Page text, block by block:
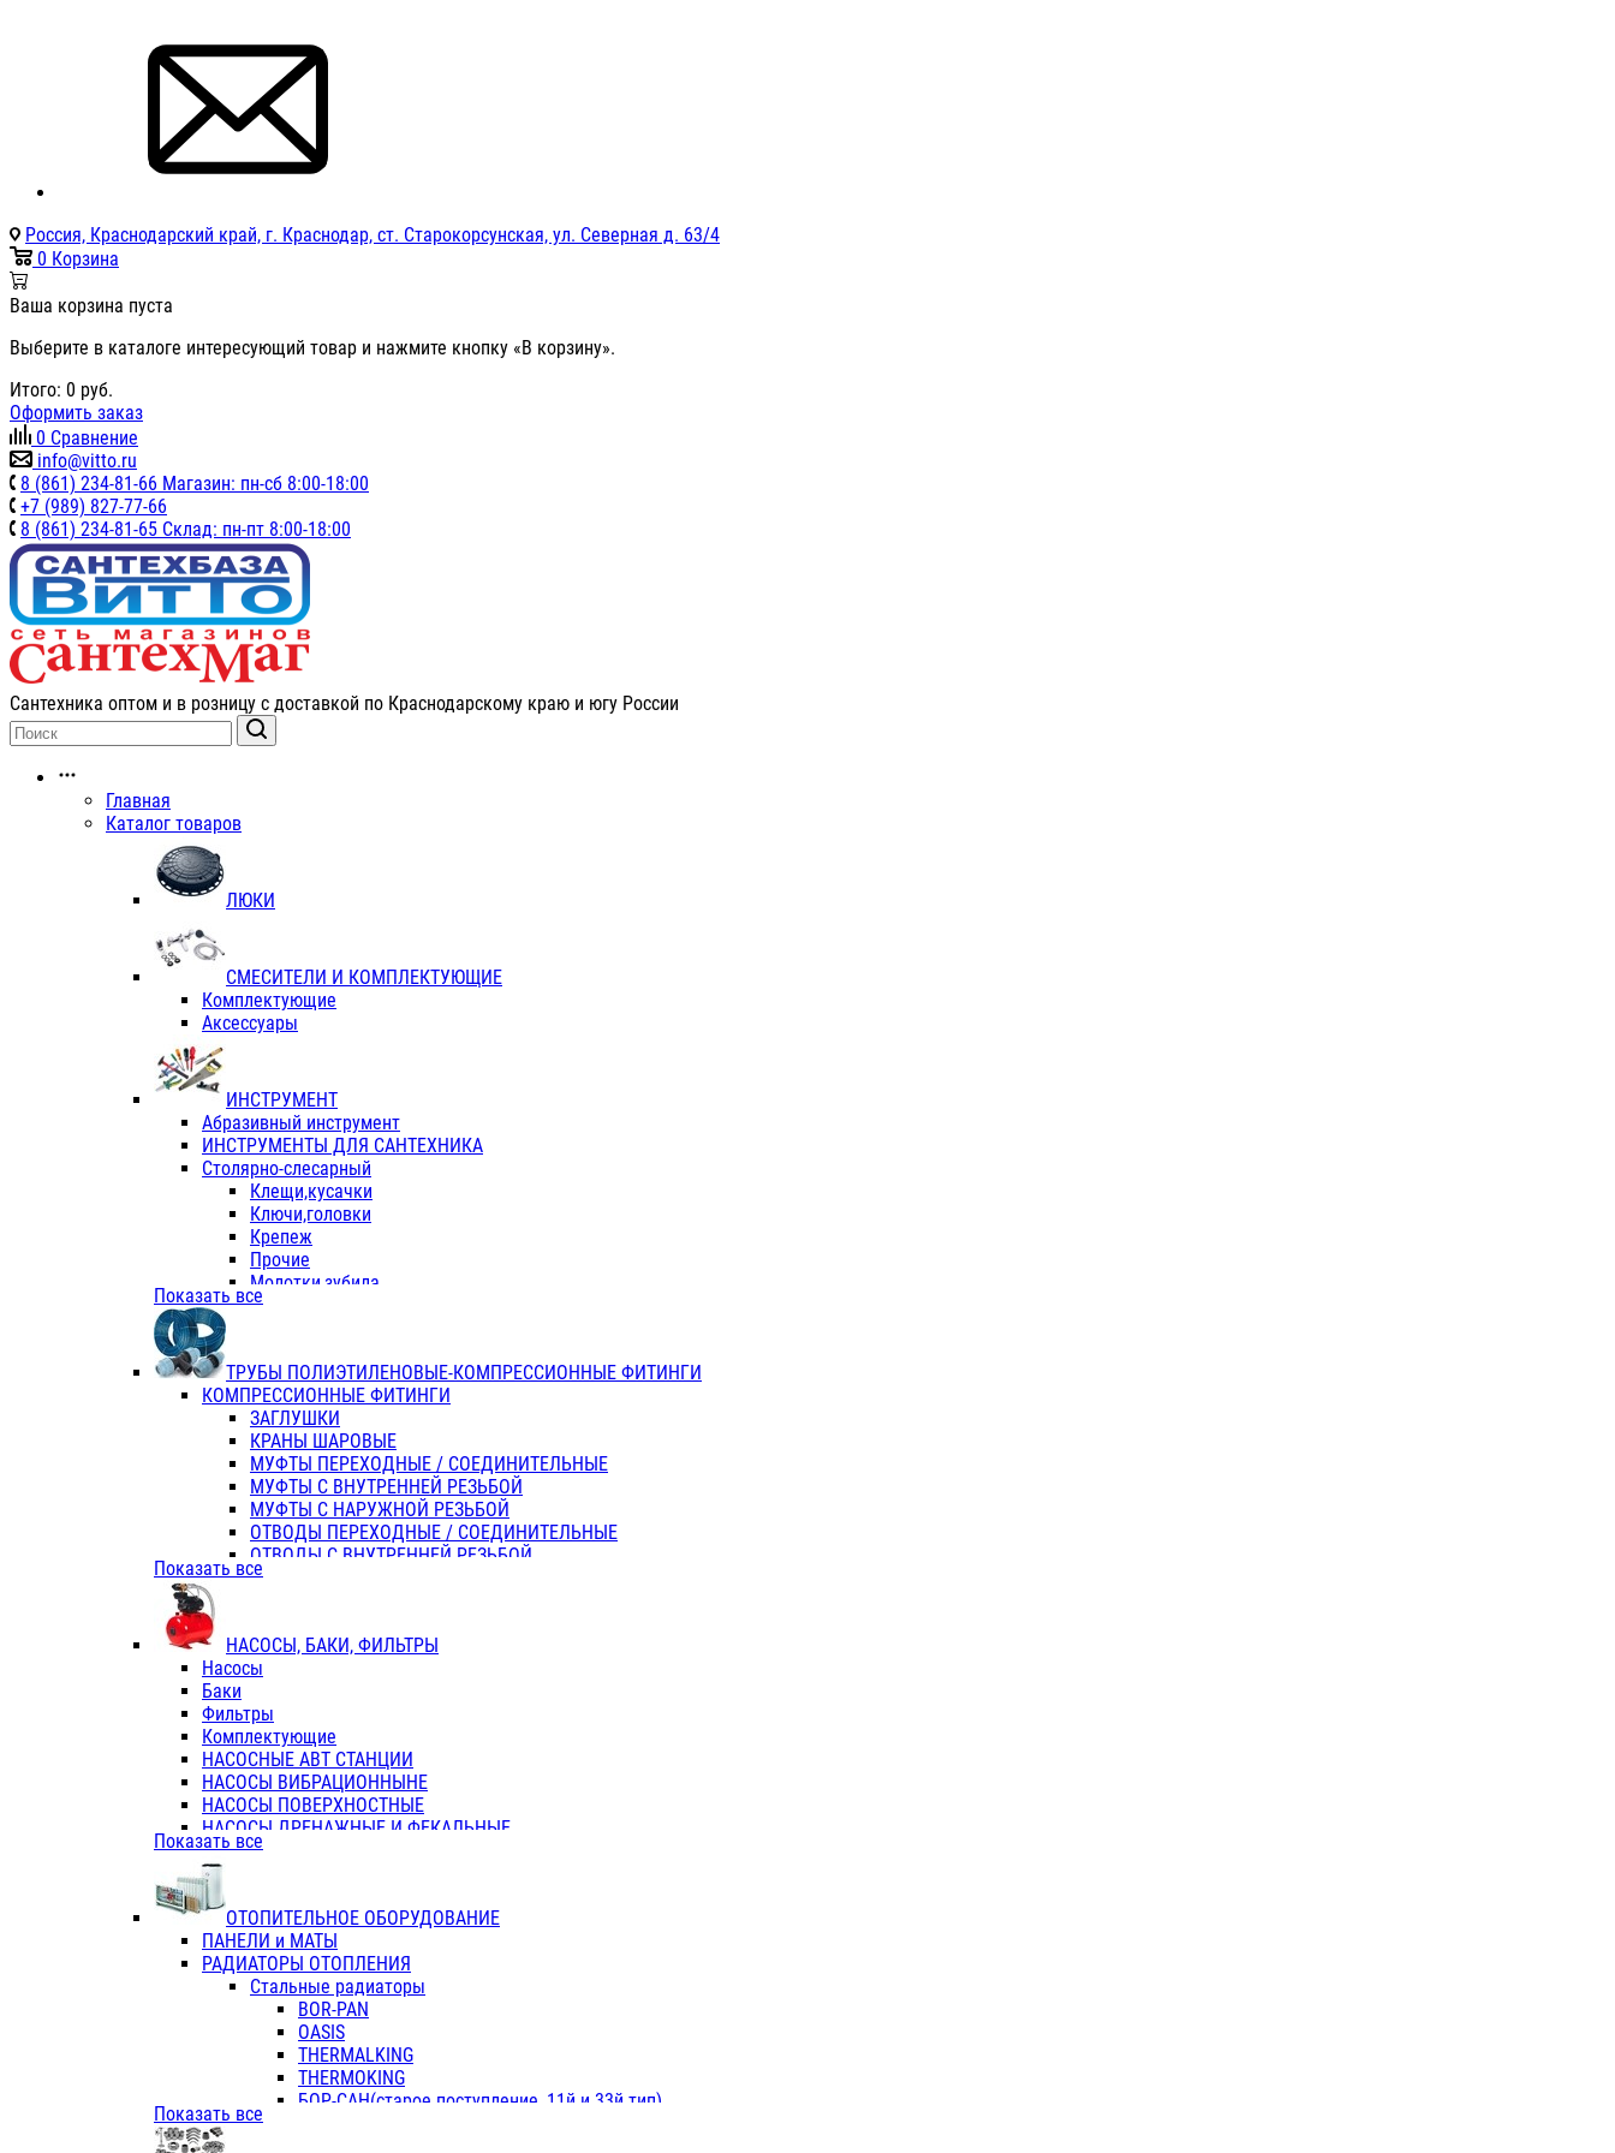
Россия, Краснодарский край, г. Краснодар, ст. Старокорсунская, ул. Северная д. 63/4
0 Корзина
Ваша корзина пуста
Выберите в каталоге интересующий товар и нажмите кнопку «В корзину».
Итого: 0 руб.
Оформить заказ
0 Сравнение
info@vitto.ru
8 (861) 234-81-66 Магазин: пн-сб 8:00-18:00
+7 (989) 827-77-66
8 (861) 234-81-65 Склад: пн-пт 8:00-18:00
Сантехника оптом и в розницу с доставкой по Краснодарскому краю и югу России
Главная
Каталог товаров
ЛЮКИ
СМЕСИТЕЛИ И КОМПЛЕКТУЮЩИЕ
Комплектующие
Аксессуары
ИНСТРУМЕНТ
Абразивный инструмент
ИНСТРУМЕНТЫ ДЛЯ САНТЕХНИКА
Столярно-слесарный
Клещи,кусачки
Ключи,головки
Крепеж
Прочие
Молотки,зубила
Пассатижи,тонкогубцы,утконосы
Отвертки
Хоз. инвентарь
ЭЛ. ИНСТРУМЕНТ OASIS
Показать все
ТРУБЫ ПОЛИЭТИЛЕНОВЫЕ-КОМПРЕССИОННЫЕ ФИТИНГИ
КОМПРЕССИОННЫЕ ФИТИНГИ
ЗАГЛУШКИ
КРАНЫ ШАРОВЫЕ
МУФТЫ ПЕРЕХОДНЫЕ / СОЕДИНИТЕЛЬНЫЕ
МУФТЫ С ВНУТРЕННЕЙ РЕЗЬБОЙ
МУФТЫ С НАРУЖНОЙ РЕЗЬБОЙ
ОТВОДЫ ПЕРЕХОДНЫЕ / СОЕДИНИТЕЛЬНЫЕ
ОТВОДЫ С ВНУТРЕННЕЙ РЕЗЬБОЙ
ОТВОДЫ С НАРУЖНОЙ РЕЗЬБОЙ
ТРОЙНИКИ ПЕРЕХОДНЫЕ / СОЕДИНИТЕЛЬНЫЕ
ТРОЙНИКИ С ВНУТРЕННЕЙ РЕЗЬБОЙ
КОЛЬЦА РЕЗИНОВЫЕ
ТРУБЫ НАПОРНЫЕ
ТРУБЫ ГОФРИРОВАННЫЕ ДВУХСЛ.
ТРУБЫ ПОЛИЭТИЛЕНОВЫЕ
Показать все
НАСОСЫ, БАКИ, ФИЛЬТРЫ
Насосы
Баки
Фильтры
Комплектующие
НАСОСНЫЕ АВТ СТАНЦИИ
НАСОСЫ ВИБРАЦИОННЫНЕ
НАСОСЫ ПОВЕРХНОСТНЫЕ
НАСОСЫ ДРЕНАЖНЫЕ И ФЕКАЛЬНЫЕ
НАСОСЫ ПОВЫСИТ и ЦИРКУЛЯЦИОННЫЕ
НАСОСЫ СКВАЖИННЫЕ
Показать все
ОТОПИТЕЛЬНОЕ ОБОРУДОВАНИЕ
ПАНЕЛИ и МАТЫ
РАДИАТОРЫ ОТОПЛЕНИЯ
Стальные радиаторы
BOR-PAN
OASIS
THERMALKING
THERMOKING
БОР-САН(старое поступление, 11й и 33й тип)
Показать все